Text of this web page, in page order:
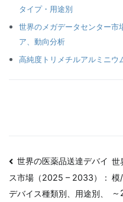
タイプ・用途別
世界のメガデータセンター
ア、動向分析
高純度トリメチルアルミニウ
投
稿
世界の医薬品送達デバイ
ス市場（2025 – 2033）：
デバイス種類別、用途別、
世
模